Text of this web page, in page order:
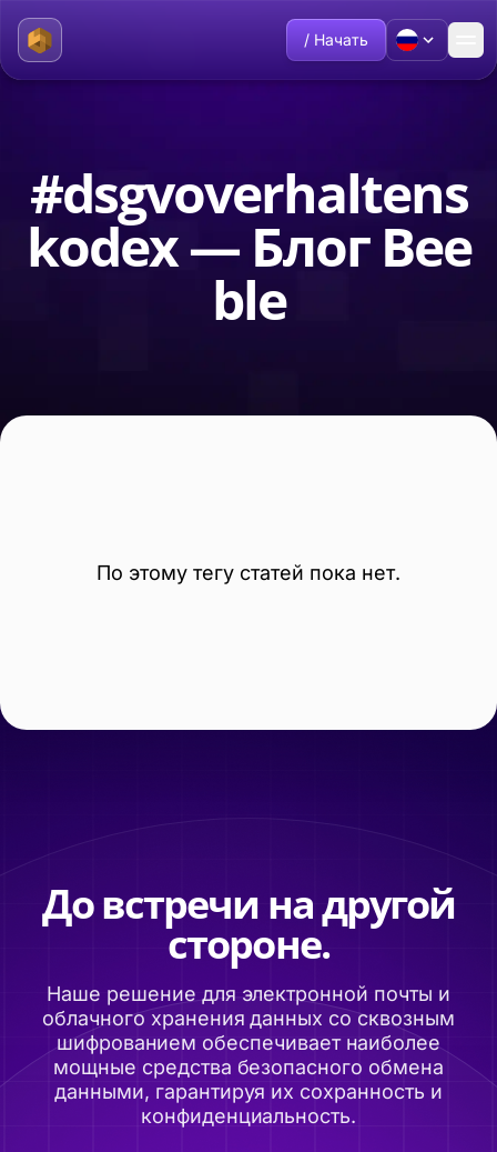
/ Начать
#dsgvoverhaltens
kodex — Блог Bee
ble
По этому тегу статей пока нет.
До встречи на другой
стороне.
Наше решение для электронной почты и
облачного хранения данных со сквозным
шифрованием обеспечивает наиболее
мощные средства безопасного обмена
данными, гарантируя их сохранность и
конфиденциальность.